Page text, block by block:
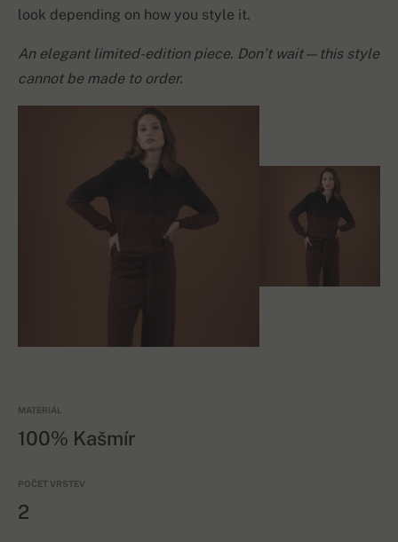
look depending on how you style it.
An elegant limited-edition piece. Don’t wait—this style
cannot be made to order.
MATERIÁL
100% Kašmír
POČET VRSTEV
2